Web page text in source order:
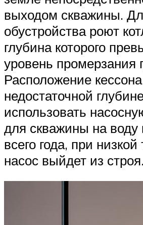
выходом скважины.
обустройства роют
глубина которого
уровень промерзания
Расположение
недостаточной
использовать
для скважины на воду
всего года, при
насос выйдет из строя.